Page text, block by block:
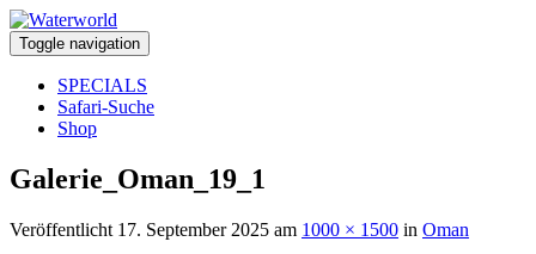
Toggle navigation
SPECIALS
Safari-Suche
Shop
Galerie_Oman_19_1
Veröffentlicht 17. September 2025 am 1000 × 1500 in Oman